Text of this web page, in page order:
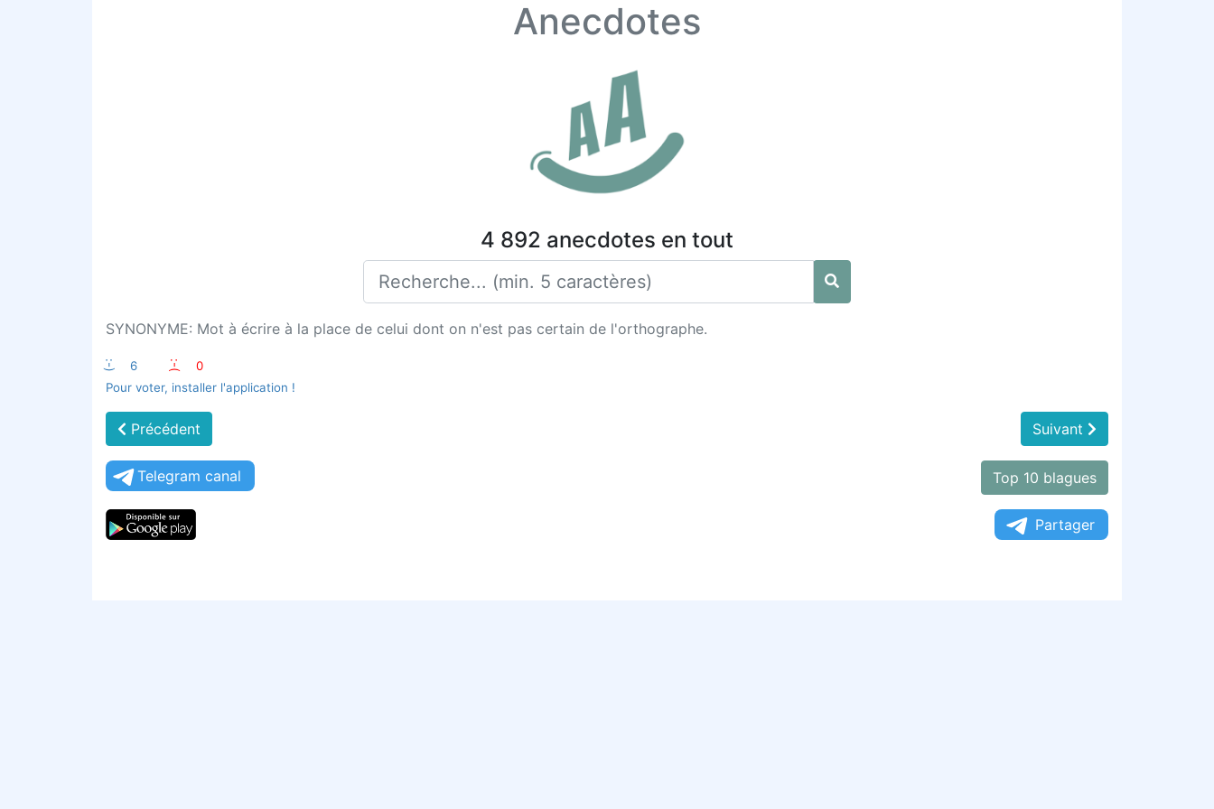
Anecdotes
4 892 anecdotes en tout
SYNONYME: Mot à écrire à la place de celui dont on n'est pas certain de l'orthographe.
:-) 6 :-(
0
Pour voter, installer l'application !
Précédent Suivant
Telegram canal Top 10 blagues
Partager